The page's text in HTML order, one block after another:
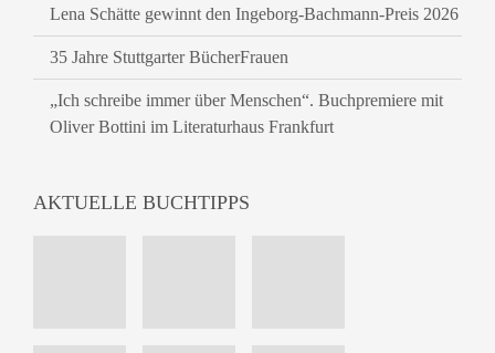
Lena Schätte gewinnt den Ingeborg-Bachmann-Preis 2026
35 Jahre Stuttgarter BücherFrauen
„Ich schreibe immer über Menschen“. Buchpremiere mit
Oliver Bottini im Literaturhaus Frankfurt
AKTUELLE BUCHTIPPS